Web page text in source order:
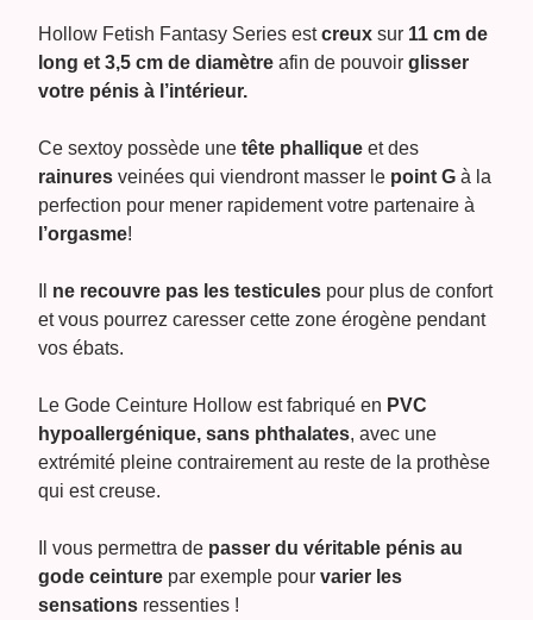
Hollow Fetish Fantasy Series estcreux sur 11 cm de
long et 3,5 cm de diamètre afin de pouvoirglisser
votre pénis à l’intérieur.
Ce sextoy possède unetête phallique et des
rainures veinées qui viendront masser le point Gà la
perfection pour mener rapidement votre partenaire à
l’orgasme!
ne recouvre pas les testicules pour plus de confort
et vous pourrez caresser cette zone érogène pendant
vos ébats.
Le Gode Ceinture Hollow est fabriqué en PVC
hypoallergénique, sans phthalates, avec une
extrémité pleine contrairement au reste de la prothèse
qui est creuse.
Il vous permettra de passer du véritable pénis au
gode ceinture par exemple pourvarier les
sensations ressenties !